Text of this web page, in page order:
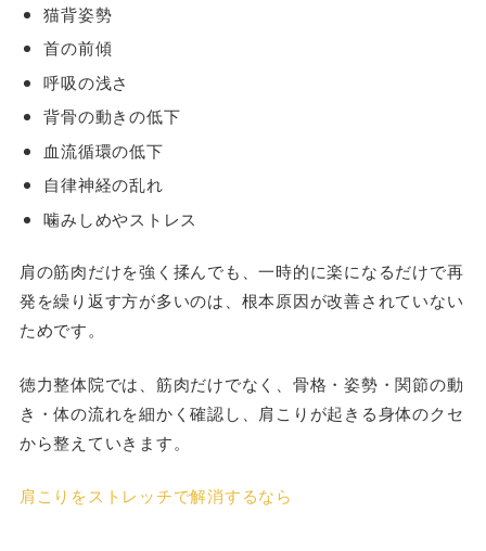
猫背姿勢
首の前傾
呼吸の浅さ
背骨の動きの低下
血流循環の低下
自律神経の乱れ
噛みしめやストレス
肩の筋肉だけを強く揉んでも、一時的に楽になるだけで再
発を繰り返す方が多いのは、根本原因が改善されていない
ためです。
徳力整体院では、筋肉だけでなく、骨格・姿勢・関節の動
き・体の流れを細かく確認し、肩こりが起きる身体のクセ
から整えていきます。
肩こりをストレッチで解消するなら